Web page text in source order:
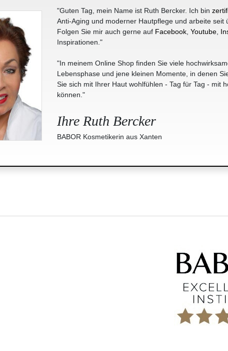
"Guten Tag, mein Name ist Ruth Bercker. Ich bin
Anti-Aging und moderner Hautpflege und arbeite seit
Folgen Sie mir auch gerne auf Facebook, Youtube,
Inspirationen."
"In meinem Online Shop finden Sie viele
Lebensphase und jene kleinen Momente, in denen
Sie sich mit Ihrer Haut wohlfühlen - Tag für Tag - mit
können."
Ihre Ruth Bercker
BABOR Kosmetikerin aus Xanten